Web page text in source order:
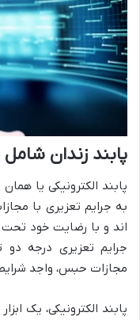
پابند زندان
پابند الکترونیکی یا
به جرایم تعزیری با
اند و با رضایت خود
جرایم تعزیری درجه
مجازات حبس، واجد
پابند الکترونیکی، یک